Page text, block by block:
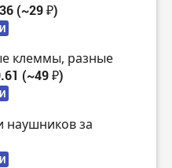
(~29 ₽)
клеммы, разные
(~49 ₽)
наушников за